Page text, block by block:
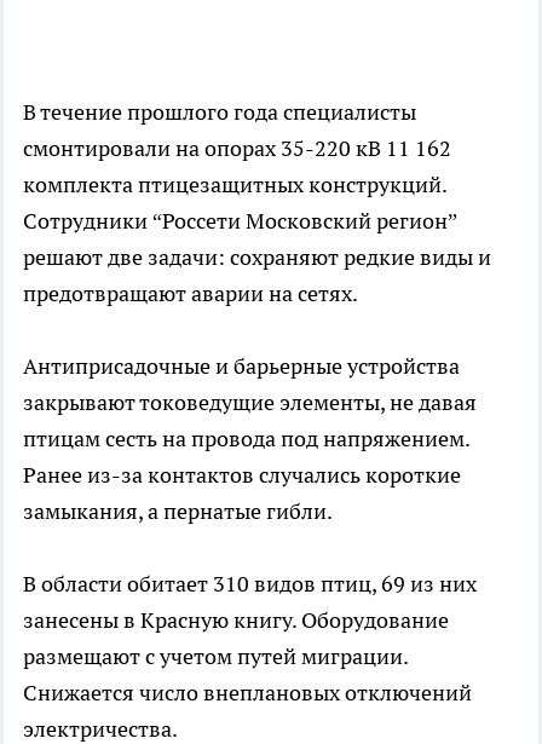
В течение прошлого года специалисты
смонтировали на опорах 35-220 кВ 11 162
комплекта птицезащитных конструкций.
Сотрудники “Россети Московский регион”
решают две задачи: сохраняют редкие виды и
предотвращают аварии на сетях.
Антиприсадочные и барьерные устройства
закрывают токоведущие элементы, не давая
птицам сесть на провода под напряжением.
Ранее из-за контактов случались короткие
замыкания, а пернатые гибли.
В области обитает 310 видов птиц, 69 из них
занесены в Красную книгу. Оборудование
размещают с учетом путей миграции.
Снижается число внеплановых отключений
электричества.